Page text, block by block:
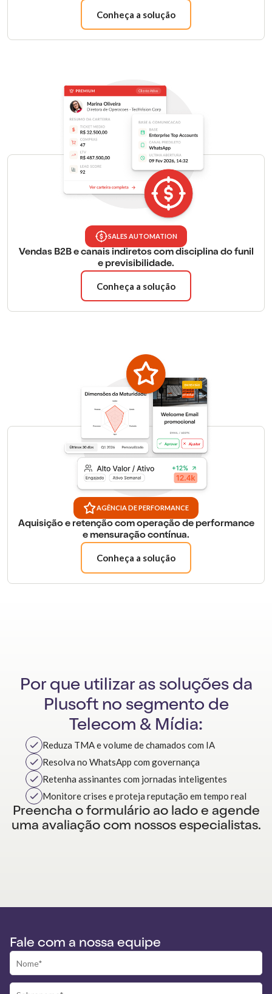
Conheça a solução
SALES AUTOMATION
Vendas B2B e canais indiretos com disciplina do funil
e previsibilidade.
Conheça a solução
AGÊNCIA DE PERFORMANCE
Aquisição e retenção com operação de performance
e mensuração contínua.
Conheça a solução
Por que utilizar as soluções da
Plusoft no segmento de
Telecom & Mídia:
Reduza TMA e volume de chamados com IA
Resolva no WhatsApp com governança
Retenha assinantes com jornadas inteligentes
Monitore crises e proteja reputação em tempo real
Preencha o formulário ao lado e agende
uma avaliação com nossos especialistas.
Fale com a nossa equipe